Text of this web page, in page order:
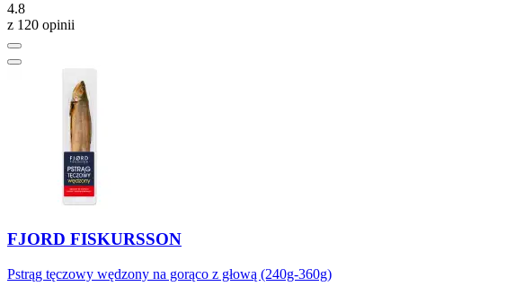
4.8
z 120 opinii
FJORD FISKURSSON
Pstrąg tęczowy wędzony na gorąco z głową (240g-360g)